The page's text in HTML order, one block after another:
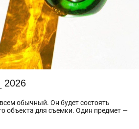
2026
обычный. Он будет состоять
объекта для съемки. Один предмет —